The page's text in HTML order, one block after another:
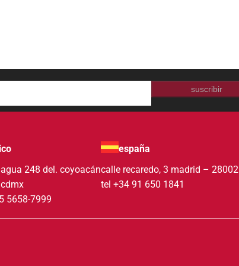
suscribir
248 del. coyoacán
5658-7999
españa
calle recaredo, 3 madrid – 28002
tel +34 91 650 1841